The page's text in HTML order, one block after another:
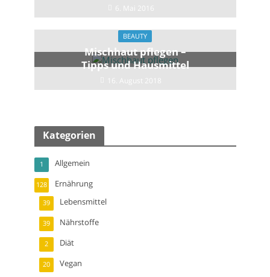
6. Mai 2016
BEAUTY
Mischhaut pflegen –
Tipps und Hausmittel
16. August 2018
Kategorien
Allgemein
1
Ernährung
128
Lebensmittel
39
Nährstoffe
39
Diät
2
Vegan
20